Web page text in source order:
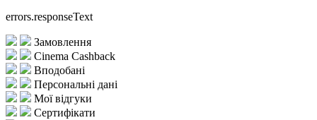
errors.responseText
Замовлення
Cinema Cashback
Вподобані
Персональні дані
Мої відгуки
Сертифікати